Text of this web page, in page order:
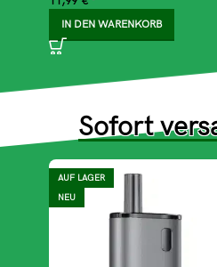
IN DEN WARENKORB
Sofort
AUF LAGER
NEU